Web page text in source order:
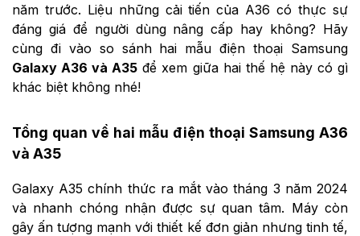
năm trước. Liệu những cải tiến của A36 có thực sự
đáng giá để người dùng nâng cấp hay không? Hãy
cùng đi vào so sánh hai mẫu điện thoại Samsung
Galaxy A36 và A35 để xem giữa hai thế hệ này có gì
khác biệt không nhé!
Tổng quan về hai mẫu điện thoại Samsung A36
và A35
Galaxy A35 chính thức ra mắt vào tháng 3 năm 2024
và nhanh chóng nhận được sự quan tâm. Máy còn
gây ấn tượng mạnh với thiết kế đơn giản nhưng tinh tế,